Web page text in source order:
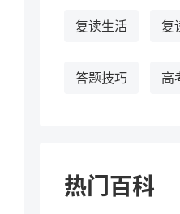
复读生活 复
答题技巧 高
热门百科